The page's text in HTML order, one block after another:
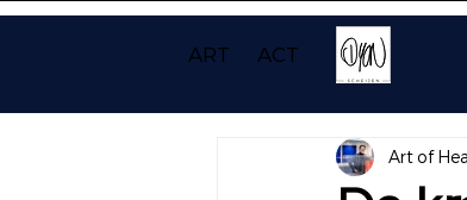
ART ACT
Art of